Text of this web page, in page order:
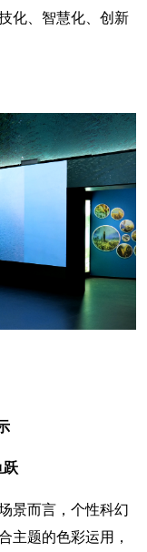
化、智慧化、创新
跃
景而言，个性科幻
主题的色彩运用，